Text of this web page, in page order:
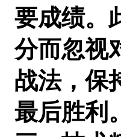
要成绩。
分而忽视
战法，保
最后胜利。